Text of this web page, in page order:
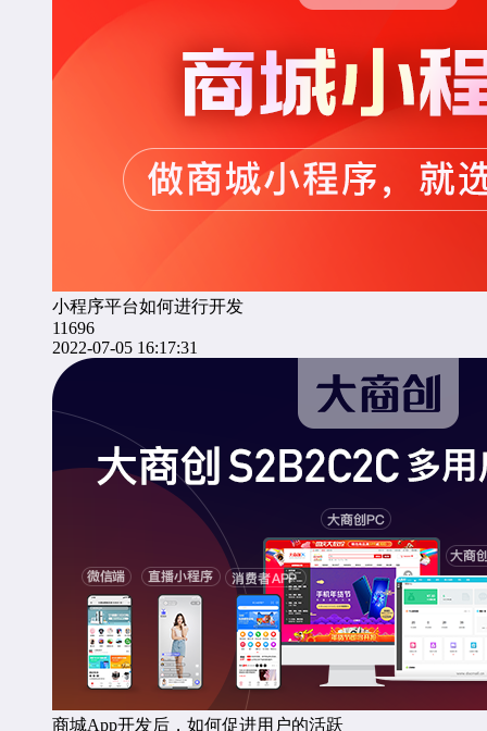
小程序平台如何进行开发
11696
2022-07-05 16:17:31
商城App开发后，如何促进用户的活跃